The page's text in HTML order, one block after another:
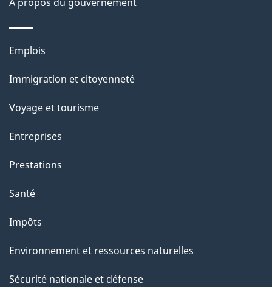
e
l
a
p
a
g
e
Thèmes
sujets
Emplois
Immigration et citoyenneté
Voyage et tourisme
Entreprises
Prestations
Santé
Impôts
Environnement et ressources naturelles
Sécurité nationale et défense